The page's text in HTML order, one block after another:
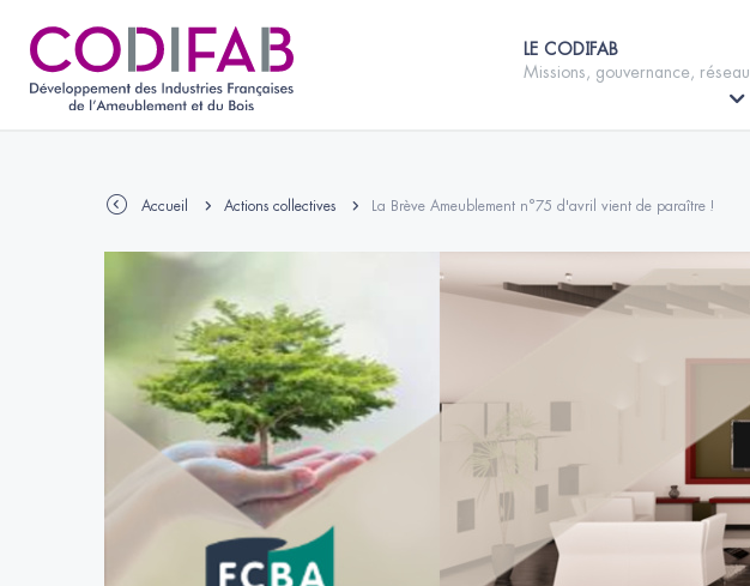
LE CODIFAB
Missions, gouvernance, réseau
Accueil Actions collectives La Brève Ameublement n°75 d'avril vient de paraître !